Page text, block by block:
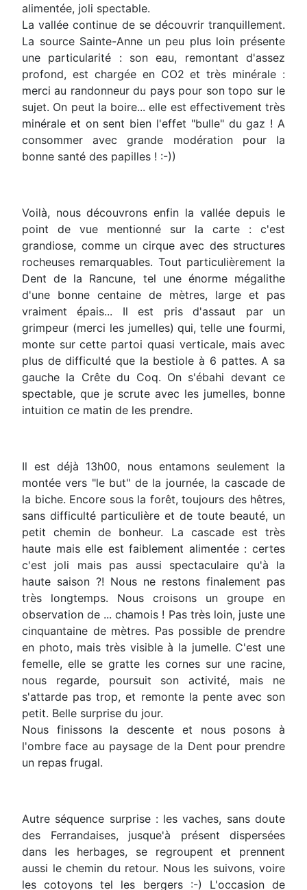
alimentée, joli spectable.
La vallée continue de se découvrir tranquillement.
La source Sainte-Anne un peu plus loin présente
une particularité : son eau, remontant d'assez
profond, est chargée en CO2 et très minérale :
merci au randonneur du pays pour son topo sur le
sujet. On peut la boire... elle est effectivement très
minérale et on sent bien l'effet "bulle" du gaz ! A
consommer avec grande modération pour la
bonne santé des papilles ! :-))
Voilà, nous découvrons enfin la vallée depuis le
point de vue mentionné sur la carte : c'est
grandiose, comme un cirque avec des structures
rocheuses remarquables. Tout particulièrement la
Dent de la Rancune, tel une énorme mégalithe
d'une bonne centaine de mètres, large et pas
vraiment épais... Il est pris d'assaut par un
grimpeur (merci les jumelles) qui, telle une fourmi,
monte sur cette partoi quasi verticale, mais avec
plus de difficulté que la bestiole à 6 pattes. A sa
gauche la Crête du Coq. On s'ébahi devant ce
spectable, que je scrute avec les jumelles, bonne
intuition ce matin de les prendre.
Il est déjà 13h00, nous entamons seulement la
montée vers "le but" de la journée, la cascade de
la biche. Encore sous la forêt, toujours des hêtres,
sans difficulté particulière et de toute beauté, un
petit chemin de bonheur. La cascade est très
haute mais elle est faiblement alimentée : certes
c'est joli mais pas aussi spectaculaire qu'à la
haute saison ?! Nous ne restons finalement pas
très longtemps. Nous croisons un groupe en
observation de ... chamois ! Pas très loin, juste une
cinquantaine de mètres. Pas possible de prendre
en photo, mais très visible à la jumelle. C'est une
femelle, elle se gratte les cornes sur une racine,
nous regarde, poursuit son activité, mais ne
s'attarde pas trop, et remonte la pente avec son
petit. Belle surprise du jour.
Nous finissons la descente et nous posons à
l'ombre face au paysage de la Dent pour prendre
un repas frugal.
Autre séquence surprise : les vaches, sans doute
des Ferrandaises, jusque'à présent dispersées
dans les herbages, se regroupent et prennent
aussi le chemin du retour. Nous les suivons, voire
les cotoyons tel les bergers :-) L'occasion de